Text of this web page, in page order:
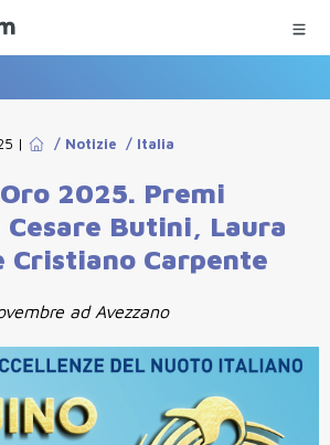
| / Notizie / Italia
2025. Premi
Cesare Butini, Laura
Cristiano Carpente
ad Avezzano